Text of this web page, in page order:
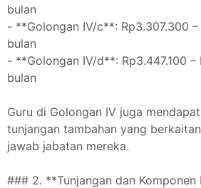
bulan
- **Golongan IV/c**: Rp3.307.300
bulan
- **Golongan IV/d**: Rp3.447.100 –
bulan
Guru di Golongan IV juga
tunjangan tambahan yang
jawab jabatan mereka.
### 2. **Tunjangan dan Komponen